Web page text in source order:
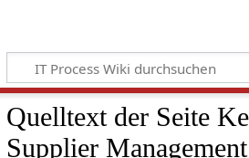
Quelltext der Seite
Supplier Management